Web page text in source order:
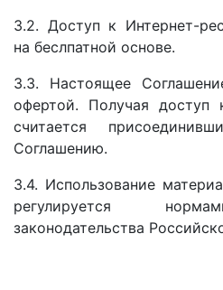
3.2. Доступ к Интернет-
на беслпатной основе.
3.3. Настоящее
офертой. Получая доступ
считается
Соглашению.
3.4. Использование
регулируется
законодательства